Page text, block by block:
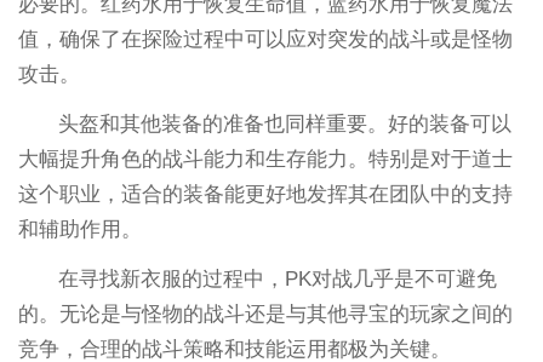
值，确保了在探险过程中可以应对突发的战斗或是怪物
攻击。
头盔和其他装备的准备也同样重要。好的装备可以
大幅提升角色的战斗能力和生存能力。特别是对于道士
这个职业，适合的装备能更好地发挥其在团队中的支持
和辅助作用。
在寻找新衣服的过程中，PK对战几乎是不可避免
的。无论是与怪物的战斗还是与其他寻宝的玩家之间的
竞争，合理的战斗策略和技能运用都极为关键。